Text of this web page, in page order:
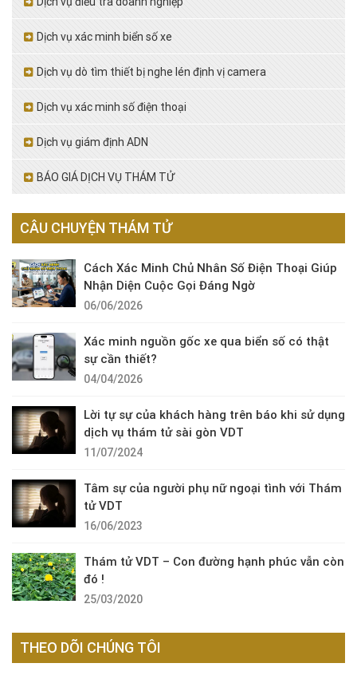
Dịch vụ xác minh biển số xe
Dịch vụ dò tìm thiết bị nghe lén định vị camera
Dịch vụ xác minh số điện thoại
Dịch vụ giám định ADN
BÁO GIÁ DỊCH VỤ THÁM TỬ
CÂU CHUYỆN THÁM TỬ
Cách Xác Minh Chủ Nhân Số Điện Thoại Giúp
Nhận Diện Cuộc Gọi Đáng Ngờ
06/06/2026
Xác minh nguồn gốc xe qua biển số có thật
sự cần thiết?
04/04/2026
Lời tự sự của khách hàng trên báo khi sử dụng
dịch vụ thám tử sài gòn VDT
11/07/2024
Tâm sự của người phụ nữ ngoại tình với Thám
tử VDT
16/06/2023
Thám tử VDT – Con đường hạnh phúc vẫn còn
đó !
25/03/2020
THEO DÕI CHÚNG TÔI